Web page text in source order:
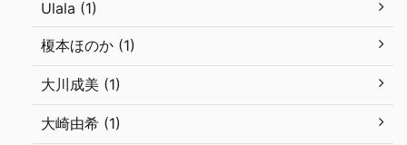
Ulala (1)
榎本ほのか (1)
大川成美 (1)
大崎由希 (1)